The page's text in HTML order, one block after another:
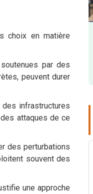
choix en matière
par des
peuvent durer
infrastructures
attaques de ce
des perturbations
souvent des
une approche